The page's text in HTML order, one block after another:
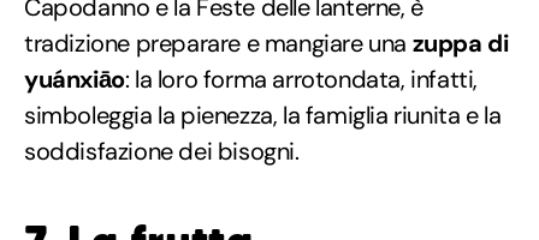
Capodanno e la Feste delle lanterne, è
tradizione preparare e mangiare una zuppa di
yuánxiāo: la loro forma arrotondata, infatti,
simboleggia la pienezza, la famiglia riunita e la
soddisfazione dei bisogni.